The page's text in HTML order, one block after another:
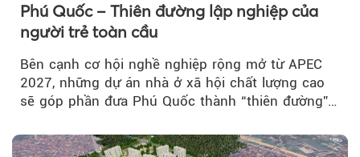
Phú Quốc – Thiên đường lập nghiệp của
người trẻ toàn cầu
Bên cạnh cơ hội nghề nghiệp rộng mở từ APEC
2027, những dự án nhà ở xã hội chất lượng cao
sẽ góp phần đưa Phú Quốc thành “thiên đường”